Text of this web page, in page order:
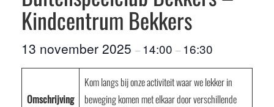
Kindcentrum Bekkers
13 november 2025 – 14:00 – 16:30
Omschrijving
Kom langs bij onze activiteit waar we lekker in
beweging komen met elkaar door verschillende